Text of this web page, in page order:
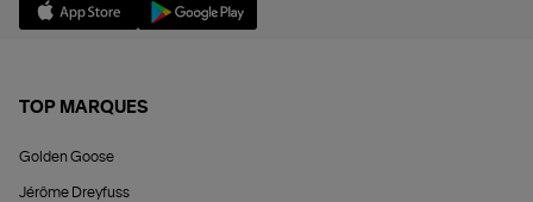
TOP MARQUES
Golden Goose
Jérôme Dreyfuss